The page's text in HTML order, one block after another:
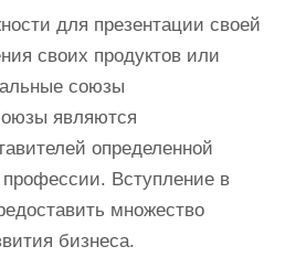
для презентации своей
своих продуктов или
союзы
являются
определенной
Вступление в
множество
бизнеса.